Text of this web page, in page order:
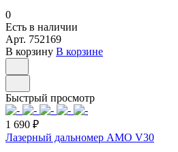
0
Есть в наличии
Арт. 752169
В корзину В корзине
Быстрый просмотр
1 690 ₽
Лазерный дальномер AMO V30